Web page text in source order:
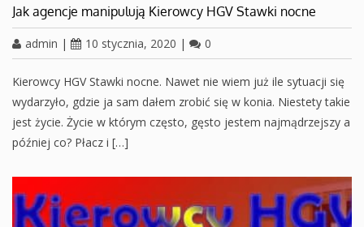
Jak agencje manipulują Kierowcy HGV Stawki nocne
admin | 10 stycznia, 2020 | 0
Kierowcy HGV Stawki nocne. Nawet nie wiem już ile sytuacji się
wydarzyło, gdzie ja sam dałem zrobić się w konia. Niestety takie
jest życie. Życie w którym często, gęsto jestem najmądrzejszy a
później co? Płacz i […]